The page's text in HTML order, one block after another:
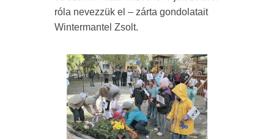
róla nevezzük el – zárta gondolatait
Wintermantel Zsolt.